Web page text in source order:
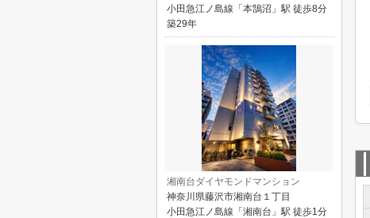
小田急江ノ島線「本鵠沼」駅 徒歩8分
築29年
湘南台ダイヤモンドマンション
神奈川県藤沢市湘南台１丁目
小田急江ノ島線「湘南台」駅 徒歩1分